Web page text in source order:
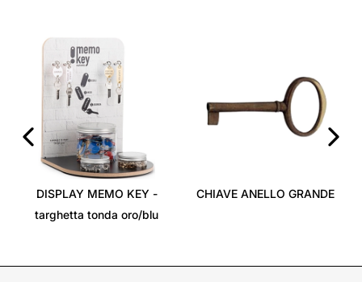
DISPLAY MEMO KEY -
targhetta tonda oro/blu
CHIAVE ANELLO GRANDE